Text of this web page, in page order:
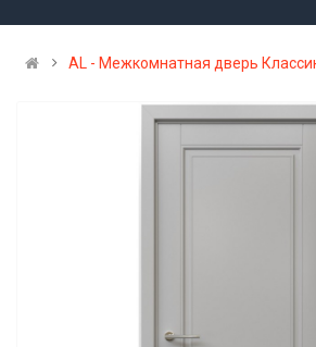
AL - Межкомнатная дверь